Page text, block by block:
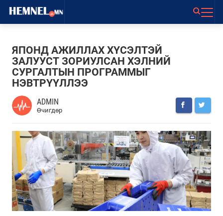
ЯПОНД АЖИЛЛАХ ХҮСЭЛТЭЙ
ЗАЛУУСТ ЗОРИУЛСАН ХЭЛНИЙ
СУРГАЛТЫН ПРОГРАММЫГ
НЭВТРҮҮЛЛЭЭ
ADMIN
Өчигдөр